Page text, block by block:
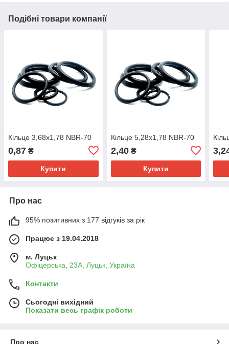
Подібні товари компанії
Кільце 3,68х1,78 NBR-70
0,87 ₴
Купити
Кільце 5,28х1,78 NBR-70
2,40₴
Купити
Про нас
95% позитивних з 177 відгуків за рік
Працює з 19.04.2018
м. Луцьк
Офіцерська, 23А, Луцьк, Україна
Контакти
Сьогодні вихідний
Показати весь графік роботи
Про нас